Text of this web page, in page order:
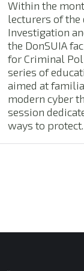
Within the
lecturers of the
Investigation
the DonSUIA
for Criminal
series of
aimed at
modern cyber
session
ways to